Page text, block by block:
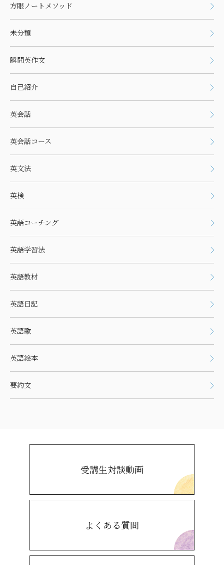
方眼ノートメソッド
未分類
瞬間英作文
自己紹介
英会話
英会話コース
英文法
英検
英語コーチング
英語学習法
英語教材
英語日記
英語歌
英語絵本
要約文
受講生対談動画
よくある質問